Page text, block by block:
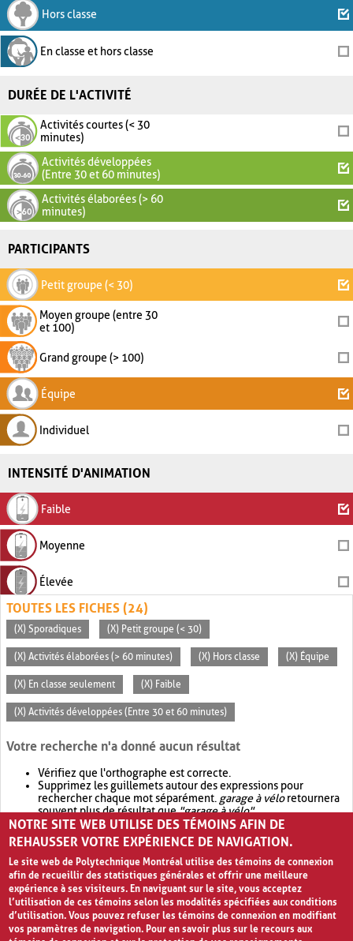
Hors classe
En classe et hors classe
DURÉE DE L'ACTIVITÉ
Activités courtes (< 30
minutes)
Activités développées
(Entre 30 et 60 minutes)
Activités élaborées (> 60
minutes)
PARTICIPANTS
Petit groupe (< 30)
Moyen groupe (entre 30
et 100)
Grand groupe (> 100)
Équipe
Individuel
INTENSITÉ D'ANIMATION
Faible
Moyenne
Élevée
TOUTES LES FICHES (24)
(X) Sporadiques (X) Petit groupe (< 30)
(X) Activités élaborées (> 60 minutes) (X) Hors classe (X) Équipe
(X) En classe seulement (X) Faible
(X) Activités développées (Entre 30 et 60 minutes)
Votre recherche n'a donné aucun résultat
Vérifiez que l'orthographe est correcte.
Supprimez les guillemets autour des expressions pour
rechercher chaque mot séparément. garage à véloretournera
souvent plus de résultat que"garage à vélo".
Envisagez d'élargir votre recherche avec OR.garage OR vélo
retournera souvent plus de résultat quegarage à vélo
NOTRE SITE WEB UTILISE DES TÉMOINS AFIN DE
REHAUSSER VOTRE EXPÉRIENCE DE NAVIGATION.
Le site web de Polytechnique Montréal utilise des témoins de connexion
afin de recueillir des statistiques générales et offrir une meilleure
expérience à ses visiteurs. En naviguant sur le site, vous acceptez
l’utilisation de ces témoins selon les modalités spécifiées aux conditions
d’utilisation. Vous pouvez refuser les témoins de connexion en modifiant
vos paramètres de navigation. Pour en savoir plus sur le recours aux